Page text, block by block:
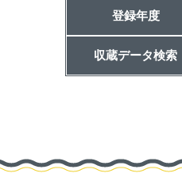
登録年度
収蔵データ検索